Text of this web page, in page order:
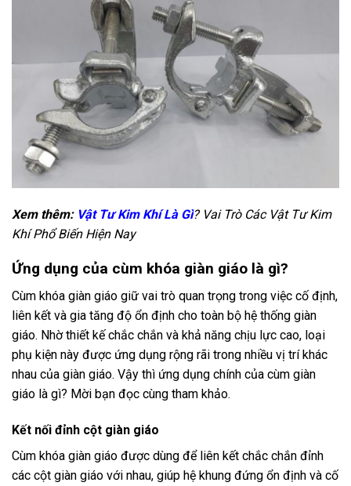
Xem thêm: Vật Tư Kim Khí Là Gì? Vai Trò Các Vật Tư Kim
Khí Phổ Biến Hiện Nay
Ứng dụng của cùm khóa giàn giáo là gì?
Cùm khóa giàn giáo giữ vai trò quan trọng trong việc cố định,
liên kết và gia tăng độ ổn định cho toàn bộ hệ thống giàn
giáo. Nhờ thiết kế chắc chắn và khả năng chịu lực cao, loại
phụ kiện này được ứng dụng rộng rãi trong nhiều vị trí khác
nhau của giàn giáo. Vậy thì ứng dụng chính của cùm giàn
giáo là gì? Mời bạn đọc cùng tham khảo.
Kết nối đỉnh cột giàn giáo
Cùm khóa giàn giáo được dùng để liên kết chắc chắn đỉnh
các cột giàn giáo với nhau, giúp hệ khung đứng ổn định và cố